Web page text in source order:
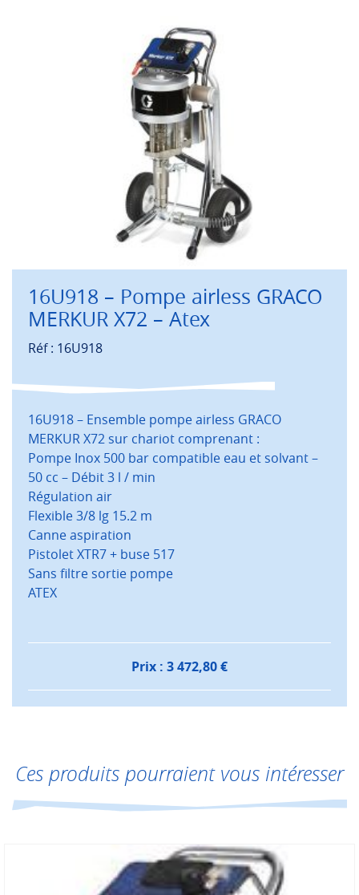
16U918 – Pompe airless GRACO
MERKUR X72 – Atex
Réf : 16U918
16U918 – Ensemble pompe airless GRACO
MERKUR X72 sur chariot comprenant :
Pompe Inox 500 bar compatible eau et solvant –
50 cc – Débit 3 l / min
Régulation air
Flexible 3/8 lg 15.2 m
Canne aspiration
Pistolet XTR7 + buse 517
Sans filtre sortie pompe
ATEX
Prix : 3 472,80€
Ces produits pourraient vous intéresser